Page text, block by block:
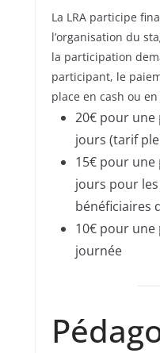
La LRA participe
l’organisation du
la participation
participant, le
place en cash ou en
20€ pour
jours (tarif
15€ pour
jours pour
bénéficiaires
10€ pour une
journée